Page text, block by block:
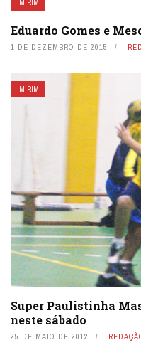
MIRIM
Eduardo Gomes e
1 DE DEZEMBRO DE 2015
MIRIM
Super Paulistinha
neste sábado
25 DE MAIO DE 2012